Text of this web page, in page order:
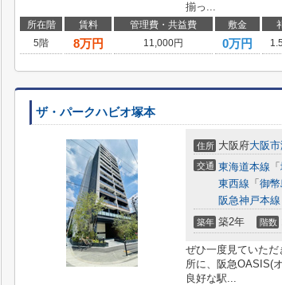
揃っ...
所在階 賃料 管理費・共益費 敷金
5階
8万円 11,000円 0万円
ザ・パークハビオ塚本
住所 大阪府大阪
交通 東海道本線 「
東西線 「 御幣
阪急神戸本線
築年 築2年 階数
ぜひ一度見ていた
所に、阪急OASIS(
良好な駅...